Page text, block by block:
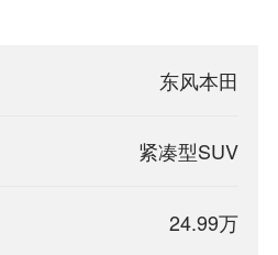
东风本田
紧凑型SUV
24.99万